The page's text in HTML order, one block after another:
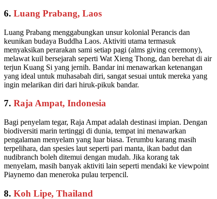
6. Luang Prabang, Laos
Luang Prabang menggabungkan unsur kolonial Perancis dan
keunikan budaya Buddha Laos. Aktiviti utama termasuk
menyaksikan perarakan sami setiap pagi (alms giving ceremony),
melawat kuil bersejarah seperti Wat Xieng Thong, dan berehat di air
terjun Kuang Si yang jernih. Bandar ini menawarkan ketenangan
yang ideal untuk muhasabah diri, sangat sesuai untuk mereka yang
ingin melarikan diri dari hiruk-pikuk bandar.
7. Raja Ampat, Indonesia
Bagi penyelam tegar, Raja Ampat adalah destinasi impian. Dengan
biodiversiti marin tertinggi di dunia, tempat ini menawarkan
pengalaman menyelam yang luar biasa. Terumbu karang masih
terpelihara, dan spesies laut seperti pari manta, ikan badut dan
nudibranch boleh ditemui dengan mudah. Jika korang tak
menyelam, masih banyak aktiviti lain seperti mendaki ke viewpoint
Piaynemo dan meneroka pulau terpencil.
8. Koh Lipe, Thailand